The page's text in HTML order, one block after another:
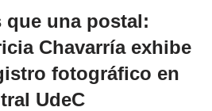
que una postal:
Chavarría exhibe
fotográfico en
UdeC